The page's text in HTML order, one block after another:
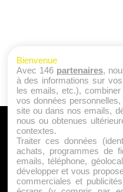
A
Qui
Bienvenue
Avec 146 partenaires,
à des informations sur
les emails, etc.),
vos données
site ou dans nos emails,
nous ou obtenues
contextes.
Traiter ces données
achats, programmes de
emails, téléphone,
développer et vous
commerciales et